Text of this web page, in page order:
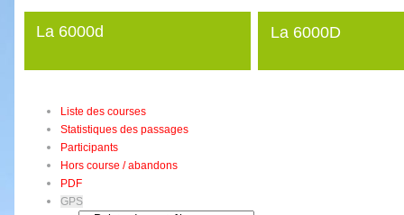
La 6000d La 6000D
Liste des courses
Statistiques des passages
Participants
Hors course / abandons
PDF
GPS